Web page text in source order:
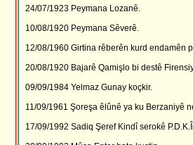
24/07/1923 Peymana Lozanê.
10/08/1920 Peymana Sêverê.
12/08/1960 Girtina rêberên kurd endamên
20/08/1920 Bajarê Qamişlo bi destê
09/09/1984 Yelmaz Gunay koçkir.
11/09/1961 Şoreşa êlûnê ya ku Berzaniyê
17/09/1992 Sadiq Şeref Kindî serokê